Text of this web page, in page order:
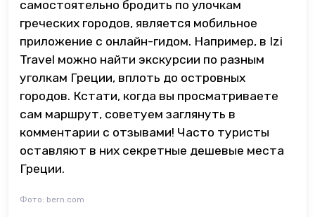
самостоятельно бродить по улочкам
греческих городов, является мобильное
приложение с онлайн-гидом. Например, в Izi
Travel можно найти экскурсии по разным
уголкам Греции, вплоть до островных
городов. Кстати, когда вы просматриваете
сам маршрут, советуем заглянуть в
комментарии с отзывами! Часто туристы
оставляют в них секретные дешевые места
Греции.
Фото: bern.com